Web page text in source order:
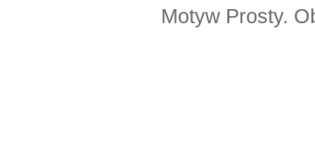
Motyw Prosty.